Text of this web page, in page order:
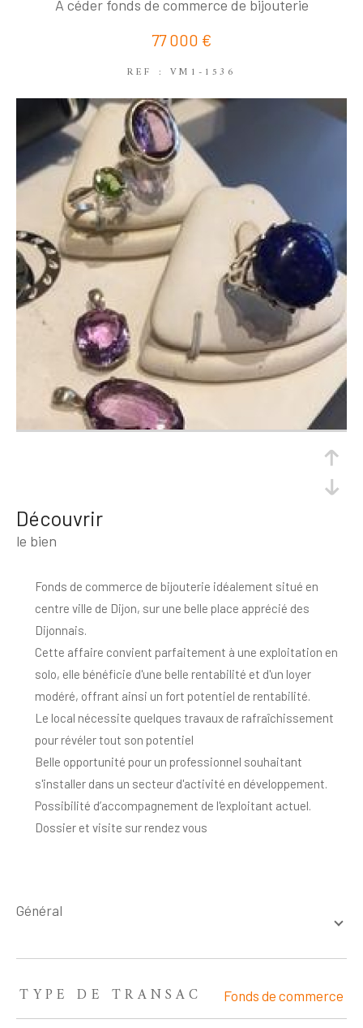
A céder fonds de commerce de bijouterie
77 000 €
REF : VM1-1536
découvrir
le bien
Fonds de commerce de bijouterie idéalement situé en
centre ville de Dijon, sur une belle place apprécié des
Dijonnais.
Cette affaire convient parfaitement à une exploitation en
solo, elle bénéficie d'une belle rentabilité et d'un loyer
modéré, offrant ainsi un fort potentiel de rentabilité.
Le local nécessite quelques travaux de rafraîchissement
pour révéler tout son potentiel
Belle opportunité pour un professionnel souhaitant
s'installer dans un secteur d'activité en développement.
Possibilité d’accompagnement de l'exploitant actuel.
Dossier et visite sur rendez vous
général
TRAD_ZEPHYR_Caracteristique TRAD_ZEPHYR_Valeurs
TYPE DE TRANSAC Fonds de commerce
NOUVEAUTÉS
RECHERCHER